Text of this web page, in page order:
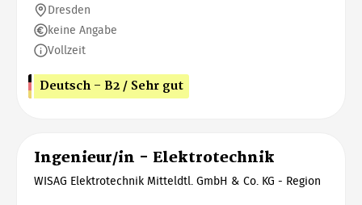
Dresden
keine Angabe
Vollzeit
Deutsch - B2 / Sehr gut
Ingenieur/in - Elektrotechnik
WISAG Elektrotechnik Mitteldtl. GmbH & Co. KG - Region